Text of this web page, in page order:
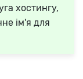
хостингу,
ім'я для